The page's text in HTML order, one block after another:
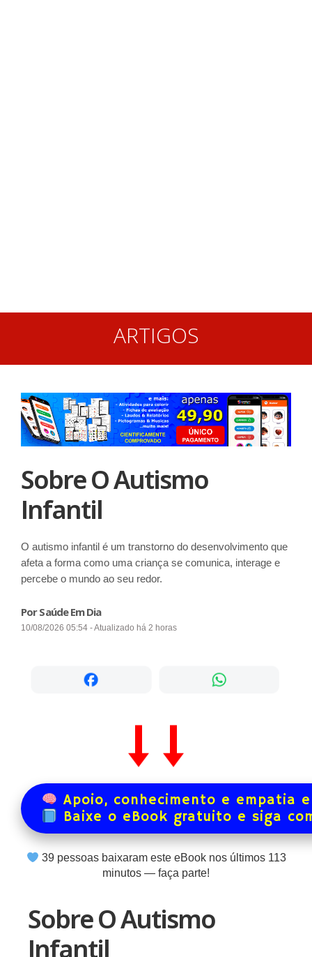
ARTIGOS
Sobre O Autismo
Infantil
O autismo infantil é um transtorno do desenvolvimento que
afeta a forma como uma criança se comunica, interage e
percebe o mundo ao seu redor.
Por Saúde Em Dia
10/08/2026 05:54 - Atualizado há 2 horas
Apoio, conhecimento e empatia
Baixe o eBook gratuito e siga
39pessoas baixaram este eBook nos últimos 113
minutos — faça parte!
Sobre O Autismo
Infantil